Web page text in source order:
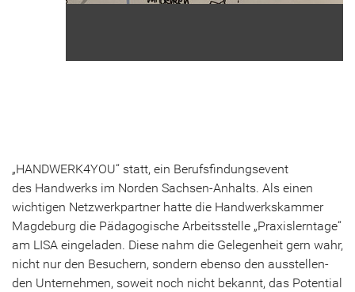
„HAND­WERK4YOU“ statt, ein Be­rufs­fin­dungs­event
des Hand­werks im Nor­den Sachsen-​Anhalts. Als einen
wich­ti­gen Netz­werk­part­ner hatte die Hand­werks­kam­mer
Mag­de­burg die Päd­ago­gi­sche Ar­beits­stel­le „Pra­xis­lern­ta­ge“
am LISA ein­ge­la­den. Diese nahm die Ge­le­gen­heit gern wahr,
nicht nur den Be­su­chern, son­dern eben­so den aus­stel­len­
den Un­ter­neh­men, so­weit noch nicht be­kannt, das Po­ten­ti­al